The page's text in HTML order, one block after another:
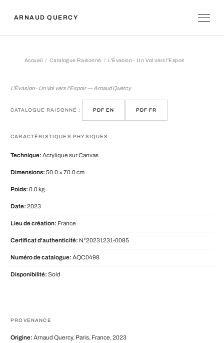
ARNAUD QUERCY
Accueil Catalogue Raisonné L'Évasion - Un Vol vers l'Espoir
L'Évasion - Un Vol vers l'Espoir — Arnaud Quercy
CATALOGUE RAISONNÉ : PDF EN PDF FR
CARACTÉRISTIQUES PHYSIQUES
Technique: Acrylique sur Canvas
Dimensions: 50.0 × 70.0 cm
Poids: 0.0 kg
Date: 2023
Lieu de création: France
Certificat d'authenticité: N°20231231-0085
Numéro de catalogue: AQC0498
Disponibilité: Sold
PROVENANCE
Origine: Arnaud Quercy, Paris, France, 2023